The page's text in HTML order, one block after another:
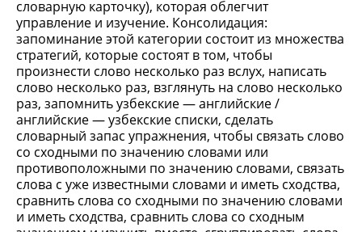
словарную карточку), которая облегчит
управление и изучение. Консолидация:
запоминание этой категории состоит из множества
стратегий, которые состоят в том, чтобы
произнести слово несколько раз вслух, написать
слово несколько раз, взглянуть на слово несколько
раз, запомнить узбекские — английские /
английские — узбекские списки, сделать
словарный запас упражнения, чтобы связать слово
со сходными по значению словами или
противоположными по значению словами, связать
слова с уже известными словами и иметь сходства,
сравнить слова со сходными по значению словами
и иметь сходства, сравнить слова со сходным